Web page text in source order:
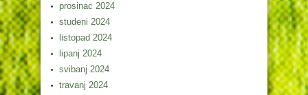
prosinac 2024
studeni 2024
listopad 2024
lipanj 2024
svibanj 2024
travanj 2024